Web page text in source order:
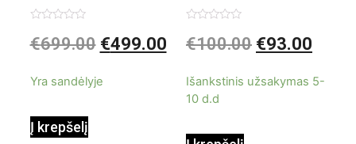
kondicionierius
0
iš
€699.00 €499.00
Yra sandėlyje
Į krepšelį
be ašmenų 3in1
0
iš
€100.00 €93.00
Išankstinis užsakymas 5-
10 d.d